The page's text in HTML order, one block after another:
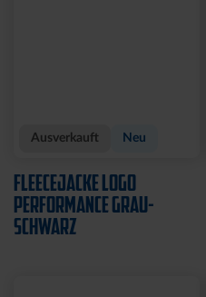
Ausverkauft Neu
FLEECEJACKE LOGO
PERFORMANCE GRAU-
SCHWARZ